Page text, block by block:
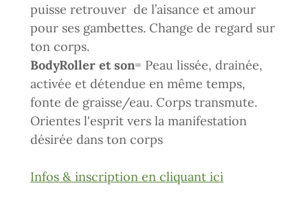
puisse retrouver de l’aisance et amour
pour ses gambettes. Change de regard sur
ton corps.
BodyRoller et son= Peau lissée, drainée,
activée et détendue en même temps,
fonte de graisse/eau. Corps transmute.
Orientes l'esprit vers la manifestation
désirée dans ton corps
Infos & inscription en cliquant ici